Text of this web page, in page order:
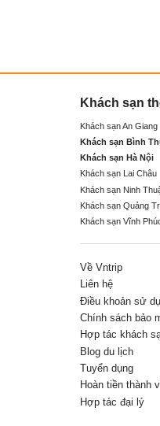
Khách sạn
Khách sạn An Giang
Khách sạn Bình
Khách sạn Hà Nội
Khách sạn Lai Châu
Khách sạn Ninh
Khách sạn Quảng
Khách sạn Vĩnh
Về Vntrip
Liên hệ
Điều khoản sử
Chính sách bảo
Hợp tác khách
Blog du lịch
Tuyển dụng
Hoàn tiền thành
Hợp tác đại lý